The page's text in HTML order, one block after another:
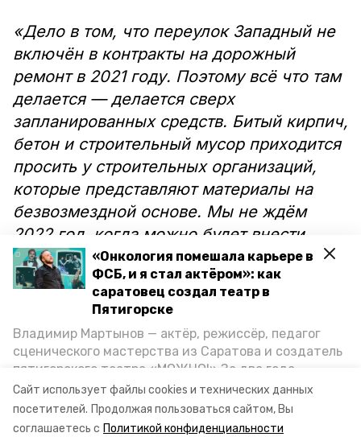
Сайт использует файлы cookies и технических данных
посетителей. Продолжая пользоваться сайтом, Вы
соглашаетесь с Политикой конфиденциальности
«Онкология помешала карьере в
ФСБ, и я стал актёром»: как
саратовец создал театр в
Пятигорске
Владимир Мартынов — актёр, режиссёр, педагог
сценического мастерства из Саратова и создатель
пятигорского театра «МОЖНО!» За два года
существования театр выпустил восемь спектаклей,
впереди — новые премьеры. О том, как стал
артистом, попал в Пятигорск и собрал труппу,
«Дело в том, что переулок Западный не
включён в контракты на дорожный
ремонт в 2021 году. Поэтому всё что там
делается — делается сверх
запланированных средств. Битый кирпич,
бетон и строительный мусор приходится
просить у строительных организаций,
которые представляют материалы на
безвозмездной основе. Мы не ждём
2022 год, когда можно будет внести
проблемный участок в контракт, а
пытаемся помочь людям как можно
быстрее», — пояснил Александр
Стрельников.
Фото: vk.com/georgievsk_ru